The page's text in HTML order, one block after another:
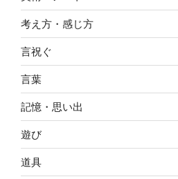
考え方・感じ方
言祝ぐ
言葉
記憶・思い出
遊び
道具